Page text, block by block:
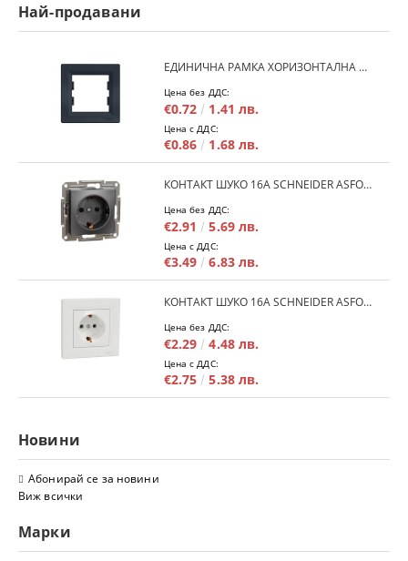
Най-продавани
ЕДИНИЧНА РАМКА ХОРИЗОНТАЛНА SCHNEIDER ASFORA EPH5800171 - АНТРАЦИТ
Цена без ДДС:
€0.72 1.41 лв.
Цена с ДДС:
€0.86 1.68 лв.
КОНТАКТ ШУКО 16A SCHNEIDER ASFORA EPH2900171 - АНРАЦИТ
Цена без ДДС:
€2.91 5.69 лв.
Цена с ДДС:
€3.49 6.83 лв.
КОНТАКТ ШУКО 16A SCHNEIDER ASFORA EPH2900121 - БЯЛ
Цена без ДДС:
€2.29 4.48 лв.
Цена с ДДС:
€2.75 5.38 лв.
Новини
Абонирай се за новини
Виж всички
Марки